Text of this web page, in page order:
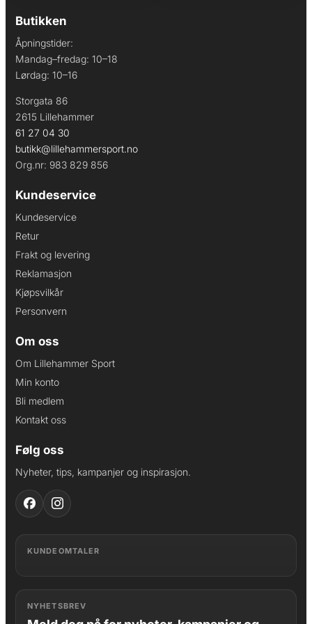
Butikken
Åpningstider:
Mandag–fredag: 10–18
Lørdag: 10–16
Storgata 86
2615 Lillehammer
61 27 04 30
butikk@lillehammersport.no
Org.nr: 983 829 856
Kundeservice
Kundeservice
Retur
Frakt og levering
Reklamasjon
Kjøpsvilkår
Personvern
Om oss
Om Lillehammer Sport
Min konto
Bli medlem
Kontakt oss
Følg oss
Nyheter, tips, kampanjer og inspirasjon.
KUNDEOMTALER
NYHETSBREV